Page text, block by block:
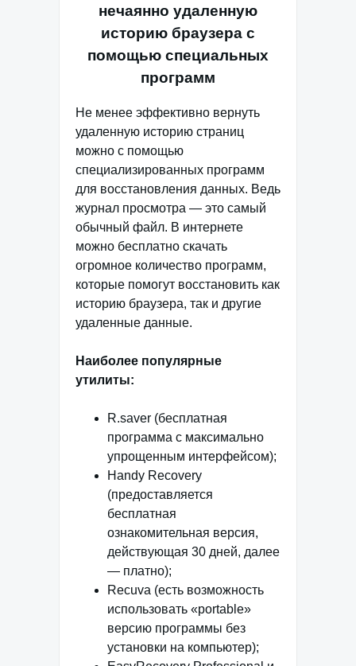
нечаянно удаленную
историю браузера с
помощью специальных
программ
Не менее эффективно вернуть
удаленную историю страниц
можно с помощью
специализированных программ
для восстановления данных. Ведь
журнал просмотра — это самый
обычный файл. В интернете
можно бесплатно скачать
огромное количество программ,
которые помогут восстановить как
историю браузера, так и другие
удаленные данные.
Наиболее популярные
утилиты:
R.saver (бесплатная
программа с максимально
упрощенным интерфейсом);
Handy Recovery
(предоставляется
бесплатная
ознакомительная версия,
действующая 30 дней, далее
— платно);
Recuva (есть возможность
использовать «portable»
версию программы без
установки на компьютер);